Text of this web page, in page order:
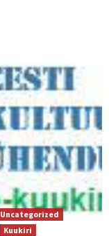
Uncategorized
Kuukiri